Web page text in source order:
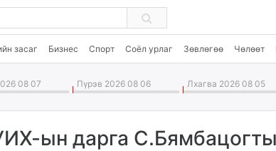
засаг Бизнес Спорт Соёл урлаг Зөвлөгөө Чөлөөт
08 07 Пүрэв 2026 08 06 Лхагва 2026 08 05
ын дарга